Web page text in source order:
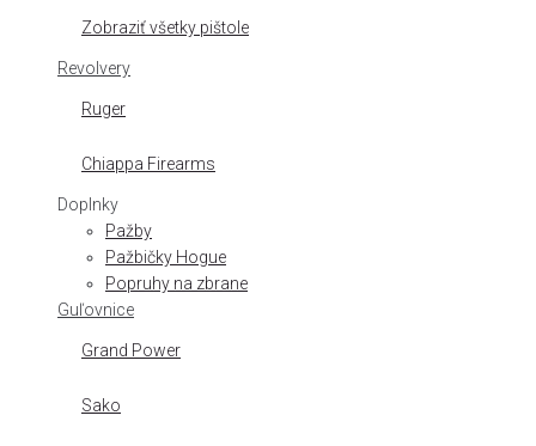
Zobraziť všetky pištole
Revolvery
Ruger
Chiappa Firearms
Doplnky
Pažby
Pažbičky Hogue
Popruhy na zbrane
Guľovnice
Grand Power
Sako